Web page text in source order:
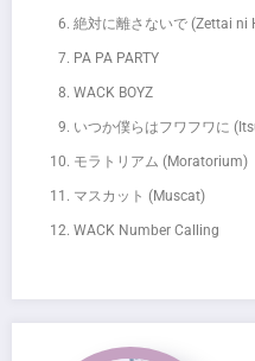
絶対に離さないで (Zettai ni
PA PA PARTY
WACK BOYZ
いつか僕らはフワフワに
モラトリアム (Moratorium)
マスカット (Muscat)
WACK Number Calling